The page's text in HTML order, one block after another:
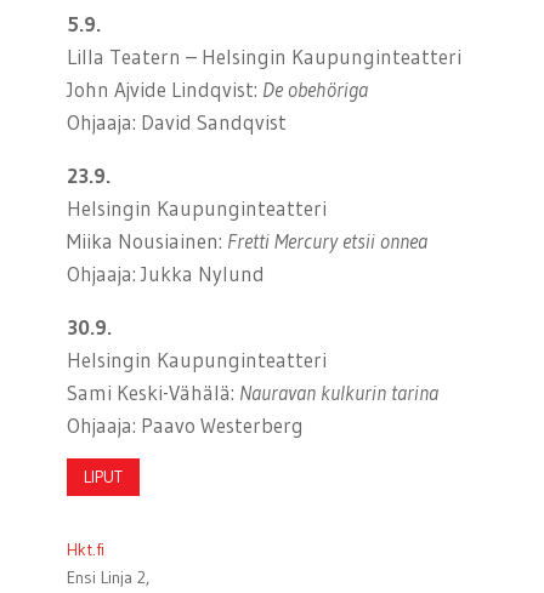
5.9.
Lilla Teatern – Helsingin Kaupunginteatteri
John Ajvide Lindqvist: De obehöriga
Ohjaaja: David Sandqvist
23.9.
Helsingin Kaupunginteatteri
Miika Nousiainen: Fretti Mercury etsii onnea
Ohjaaja: Jukka Nylund
30.9.
Helsingin Kaupunginteatteri
Sami Keski-Vähälä: Nauravan kulkurin tarina
Ohjaaja: Paavo Westerberg
LIPUT
Hkt.fi
Ensi Linja 2,